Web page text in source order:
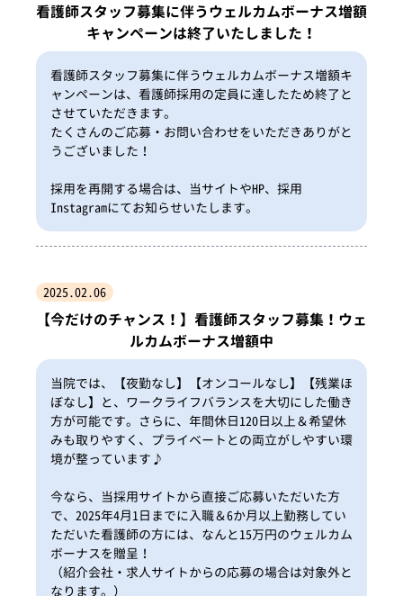
看護師スタッフ募集に伴うウェルカムボーナス増額
キャンペーンは終了いたしました！
看護師スタッフ募集に伴うウェルカムボーナス増額キ
ャンペーンは、看護師採用の定員に達したため終了と
させていただきます。
たくさんのご応募・お問い合わせをいただきありがと
うございました！
採用を再開する場合は、当サイトやHP、採用
Instagramにてお知らせいたします。
2025.02.06
【今だけのチャンス！】看護師スタッフ募集！ウェ
ルカムボーナス増額中
当院では、【夜勤なし】【オンコールなし】【残業ほ
ぼなし】と、ワークライフバランスを大切にした働き
方が可能です。さらに、年間休日120日以上＆希望休
みも取りやすく、プライベートとの両立がしやすい環
境が整っています♪
今なら、当採用サイトから直接ご応募いただいた方
で、2025年4月1日までに入職＆6か月以上勤務してい
ただいた看護師の方には、なんと15万円のウェルカム
ボーナスを贈呈！
（紹介会社・求人サイトからの応募の場合は対象外と
なります。）